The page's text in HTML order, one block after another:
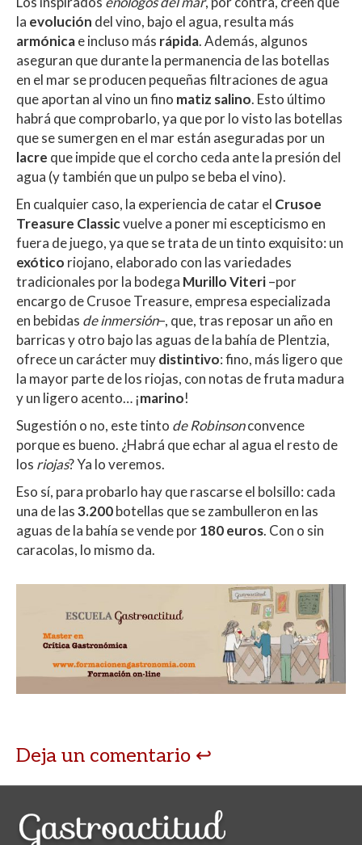
la evolución del vino, bajo el agua, resulta más
armónicae incluso más rápida. Además, algunos
aseguran que durante la permanencia de las botellas
en el mar se producen pequeñas filtraciones de agua
que aportan al vino un fino matiz salino. Esto último
habrá que comprobarlo, ya que por lo visto las botellas
que se sumergen en el mar están aseguradas por un
lacre que impide que el corcho ceda ante la presión del
agua (y también que un pulpo se beba el vino).
En cualquier caso, la experiencia de catar el Crusoe
Treasure Classicvuelve a poner mi escepticismo en
fuera de juego, ya que se trata de un tinto exquisito: un
exótico riojano, elaborado con las variedades
tradicionales por la bodega Murillo Viteri–por
encargo de Crusoe Treasure, empresa especializada
en bebidas de inmersión–, que, tras reposar un año en
barricas y otro bajo las aguas de la bahía de Plentzia,
ofrece un carácter muydistintivo: fino, más ligero que
la mayor parte de los riojas, con notas de fruta madura
y un ligero acento… ¡marino!
Sugestión o no, este tinto de Robinsonconvence
porque es bueno. ¿Habrá que echar al agua el resto de
los riojas? Ya lo veremos.
Eso sí, para probarlo hay que rascarse el bolsillo: cada
una de las3.200botellas que se zambulleron en las
aguas de la bahía se vende por180euros. Con o sin
caracolas, lo mismo da.
Deja un comentario